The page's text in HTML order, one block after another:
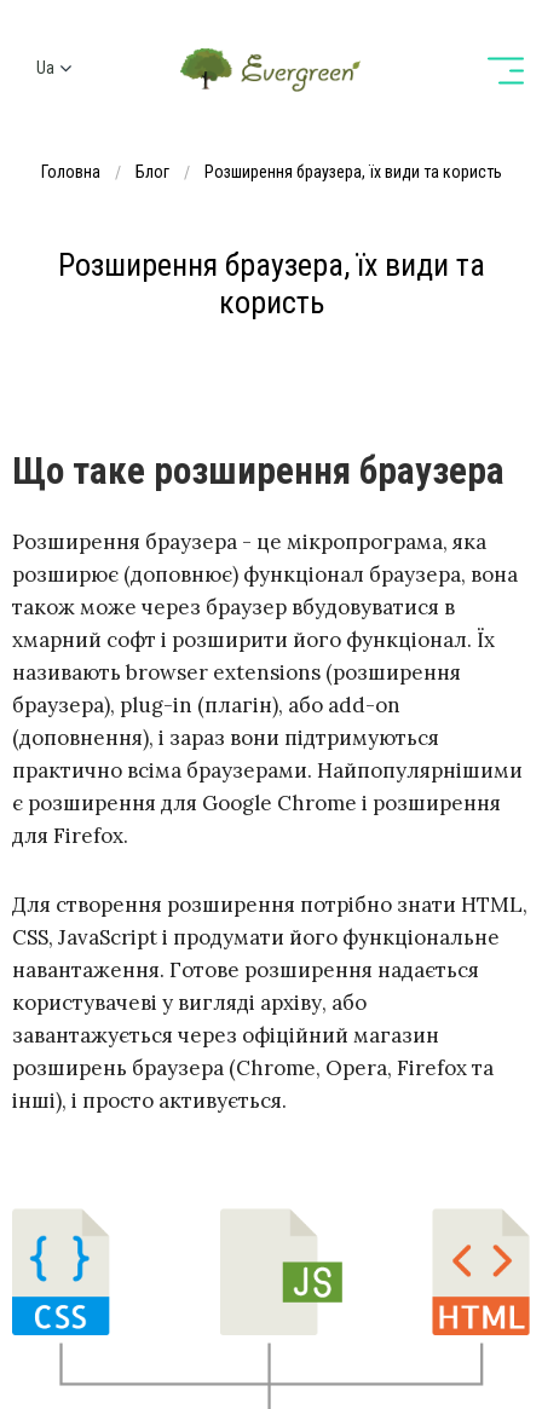
Ua
De
Головна Блог Розширення браузера, їх види та користь
Розширення браузера, їх види та
користь
Що таке розширення браузера
Розширення браузера - це мікропрограма, яка
розширює (доповнює) функціонал браузера, вона
також може через браузер вбудовуватися в
хмарний софт і розширити його функціонал. Їх
називають browser extensions (розширення
браузера), plug-in (плагін), або add-on
(доповнення), і зараз вони підтримуються
практично всіма браузерами. Найпопулярнішими
є розширення для Google Chrome і розширення
для Firefox.
Для створення розширення потрібно знати HTML,
CSS, JavaScript і продумати його функціональне
навантаження. Готове розширення надається
користувачеві у вигляді архіву, або
завантажується через офіційний магазин
розширень браузера (Chrome, Opera, Firefox та
інші), і просто активується.